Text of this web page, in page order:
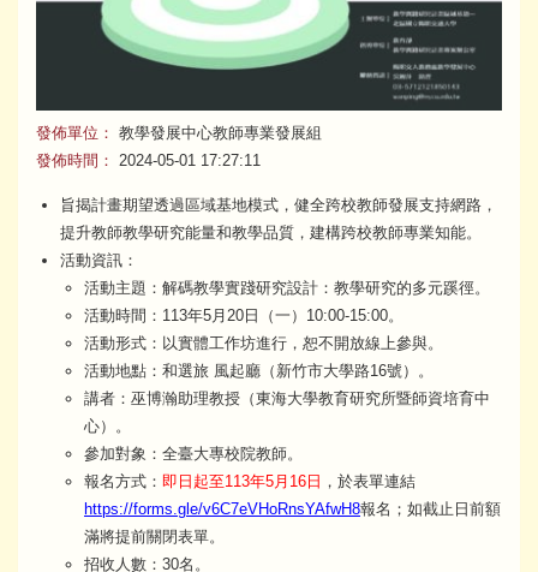
發佈單位： 教學發展中心教師專業發展組
發佈時間：
2024-05-01 17:27:11
旨揭計畫期望透過區域基地模式，健全跨校教師發展支持網路，
提升教師教學研究能量和教學品質，建構跨校教師專業知能。
活動資訊：
活動主題：解碼教學實踐研究設計：教學研究的多元蹊徑。
活動時間：113年5月20日（一）10:00-15:00。
活動形式：以實體工作坊進行，恕不開放線上參與。
活動地點：和選旅 風起廳（新竹市大學路16號）。
講者：巫博瀚助理教授（東海大學教育研究所暨師資培育中
心）。
參加對象：全臺大專校院教師。
報名方式： 即日起至113年5月16日 ，於表單連結
https://forms.gle/v6C7eVHoRnsYAfwH8報名；如截止日前額
滿將提前關閉表單。
招收人數：30名。